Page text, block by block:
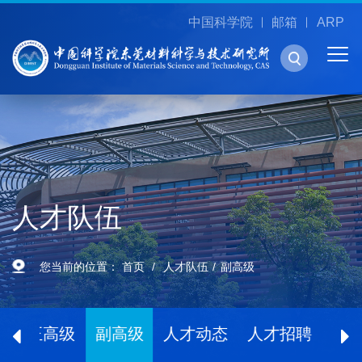
中国科学院 邮箱 ARP
人才队伍
您当前的位置：首页 人才队伍 副高级
正高级 副高级 人才动态 人才招聘